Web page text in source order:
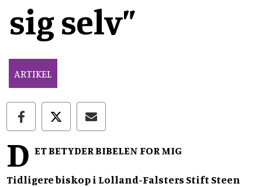
sig selv”
ARTIKEL
D ET BETYDER BIBELEN FOR MIG
Tidligere biskop i Lolland-Falsters Stift Steen